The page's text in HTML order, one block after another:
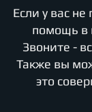
Если у вас
помощь в
Звоните -
Также вы
это